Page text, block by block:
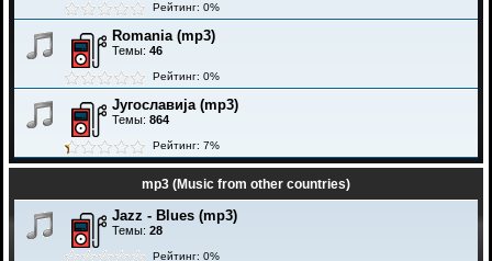
Рейтинг: 0%
Romania (mp3)
Темы: 46
Рейтинг: 0%
Југославија (mp3)
Темы: 864
Рейтинг: 7%
mp3 (Music from other countries)
Jazz - Blues (mp3)
Темы: 28
Рейтинг: 0%